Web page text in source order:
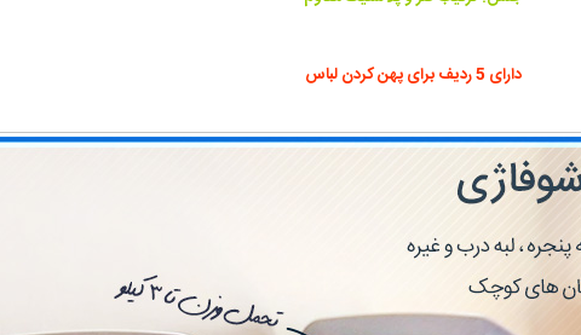
دارای 5 ردیف برای پهن کردن لباس